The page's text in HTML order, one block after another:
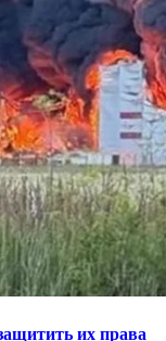
их права